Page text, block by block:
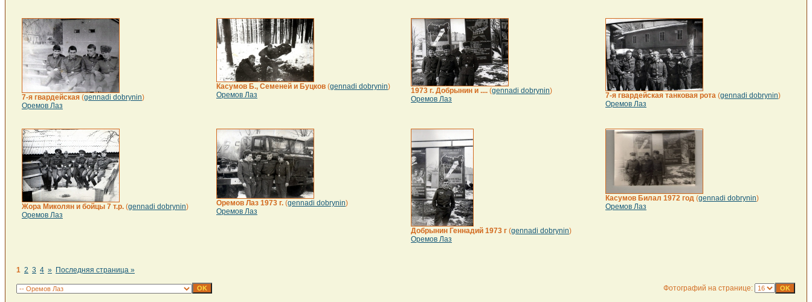
7-я гвардейская (gennadi dobrynin)
Оремов Лаз
Касумов Б., Семеней и Буцков (gennadi dobrynin)
Оремов Лаз
1973 г. Добрынин и .... (gennadi dobrynin)
Оремов Лаз
7-я гвардейская танковая рота (gennadi dobrynin)
Оремов Лаз
Жора Миколян и бойцы 7 т.р. (gennadi dobrynin)
Оремов Лаз
Оремов Лаз 1973 г. (gennadi dobrynin)
Оремов Лаз
Добрынин Геннадий 1973 г (gennadi dobrynin)
Оремов Лаз
Касумов Билал 1972 год (gennadi dobrynin)
Оремов Лаз
1 2 3 4 » Последняя страница »
Фотографий на странице: